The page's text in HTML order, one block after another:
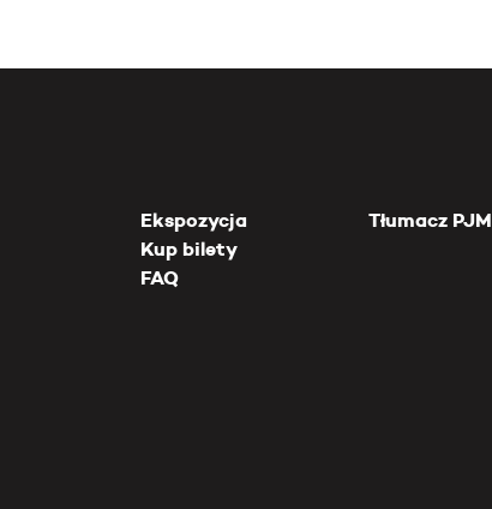
Ekspozycja
Kup bilety
FAQ
Tłumacz PJM